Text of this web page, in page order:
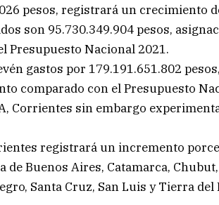
pesos, registrará un crecimiento
son 95.730.349.904 pesos,
Presupuesto Nacional 2021.
gastos por 179.191.651.802
comparado con el Presupuesto
Corrientes sin embargo
registrará un incremento
Buenos Aires, Catamarca,
Santa Cruz, San Luis y Tierra del